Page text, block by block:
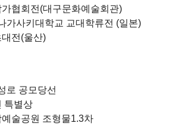
협회전(대구문화예술회관)
가사키대학교 교대학류전 (일본)
전(울산)
로 공모당선
특별상
술공원 조형물1.3차